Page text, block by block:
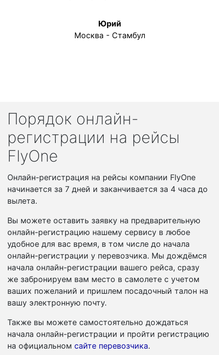
Юрий
Москва - Стамбул
Порядок онлайн-
регистрации на рейсы
FlyOne
Онлайн-регистрация на рейсы компании FlyOne
начинается за 7 дней и заканчивается за 4 часа до
вылета.
Вы можете оставить заявку на предварительную
онлайн-регистрацию нашему сервису в любое
удобное для вас время, в том числе до начала
онлайн-регистрации у перевозчика. Мы дождёмся
начала онлайн-регистрации вашего рейса, сразу
же забронируем вам место в самолете с учетом
ваших пожеланий и пришлем посадочный талон на
вашу электронную почту.
Также вы можете самостоятельно дождаться
начала онлайн-регистрации и пройти регистрацию
на официальном сайте перевозчика.